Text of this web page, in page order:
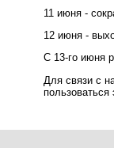
11 июня -
12 июня -
С 13-го июня
Для связи с
пользоваться